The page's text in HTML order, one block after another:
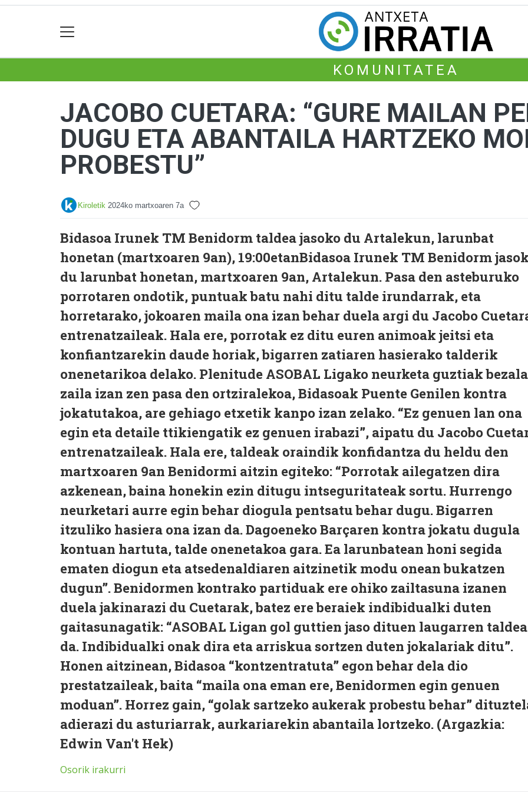
KOMUNITATEA
JACOBO CUETARA: “GURE MAILAN
DUGU ETA ABANTAILA HARTZEKO
PROBESTU”
Kiroletik 2024ko martxoaren 7a
Bidasoa Irunek TM Benidorm taldea jasoko du Artalekun, larunbat
honetan (martxoaren 9an), 19:00etanBidasoa Irunek TM Benidorm
du larunbat honetan, martxoaren 9an, Artalekun. Pasa den asteburuko
porrotaren ondotik, puntuak batu nahi ditu talde irundarrak, eta
horretarako, jokoaren maila ona izan behar duela argi du Jacobo
entrenatzaileak. Hala ere, porrotak ez ditu euren animoak jeitsi eta
konfiantzarekin daude horiak, bigarren zatiaren hasierako talderik
onenetarikoa delako. Plenitude ASOBAL Ligako neurketa guztiak
zaila izan zen pasa den ortziralekoa, Bidasoak Puente Genilen kontra
jokatutakoa, are gehiago etxetik kanpo izan zelako. “Ez genuen lan ona
egin eta detaile ttikiengatik ez genuen irabazi”, aipatu du Jacobo
entrenatzaileak. Hala ere, taldeak oraindik konfidantza du heldu den
martxoaren 9an Benidormi aitzin egiteko: “Porrotak ailegatzen dira
azkenean, baina honekin ezin ditugu intseguritateak sortu. Hurrengo
neurketari aurre egin behar diogula pentsatu behar dugu. Bigarren
itzuliko hasiera ona izan da. Dagoeneko Barçaren kontra jokatu dugula
kontuan hartuta, talde onenetakoa gara. Ea larunbatean honi segida
ematen diogun eta atsedenaldiaren aitzinetik modu onean bukatzen
dugun”. Benidormen kontrako partiduak ere ohiko zailtasuna izanen
duela jakinarazi du Cuetarak, batez ere beraiek indibidualki duten
gaitasunagatik: “ASOBAL Ligan gol guttien jaso dituen laugarren taldea
da. Indibidualki onak dira eta arriskua sortzen duten jokalariak ditu”.
Honen aitzinean, Bidasoa “kontzentratuta” egon behar dela dio
prestatzaileak, baita “maila ona eman ere, Benidormen egin genuen
moduan”. Horrez gain, “golak sartzeko aukerak probestu behar”
adierazi du asturiarrak, aurkariarekin abantaila lortzeko. (Argazkia:
Edwin Van't Hek)
Osorik irakurri